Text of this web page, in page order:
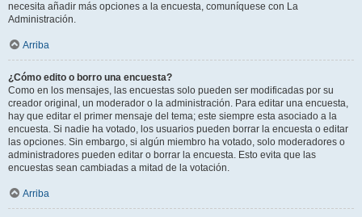
necesita añadir más opciones a la encuesta, comuníquese con La
Administración.
Arriba
¿Cómo edito o borro una encuesta?
Como en los mensajes, las encuestas solo pueden ser modificadas por su
creador original, un moderador o la administración. Para editar una encuesta,
hay que editar el primer mensaje del tema; este siempre esta asociado a la
encuesta. Si nadie ha votado, los usuarios pueden borrar la encuesta o editar
las opciones. Sin embargo, si algún miembro ha votado, solo moderadores o
administradores pueden editar o borrar la encuesta. Esto evita que las
encuestas sean cambiadas a mitad de la votación.
Arriba